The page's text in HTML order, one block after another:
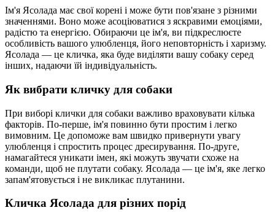
Ім'я Ясолада має свої корені і може бути пов'язане з різними
значеннями. Воно може асоціюватися з яскравими емоціями,
радістю та енергією. Обираючи це ім'я, ви підкреслюєте
особливість вашого улюбленця, його неповторність і харизму.
Ясолада — це кличка, яка буде виділяти вашу собаку серед
інших, надаючи їй індивідуальність.
Як вибрати кличку для собаки
При виборі клички для собаки важливо враховувати кілька
факторів. По-перше, ім'я повинно бути простим і легко
вимовним. Це допоможе вам швидко привернути увагу
улюбленця і спростить процес дресирування. По-друге,
намагайтеся уникати імен, які можуть звучати схоже на
команди, щоб не плутати собаку. Ясолада — це ім'я, яке легко
запам'ятовується і не викликає плутанини.
Кличка Ясолада для різних порід